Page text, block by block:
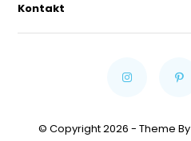
Kontakt
© Copyright 2026 - Theme By